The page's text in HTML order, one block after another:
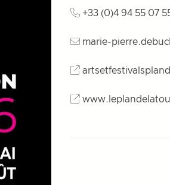
+33 (0)4 94 55 07
marie-